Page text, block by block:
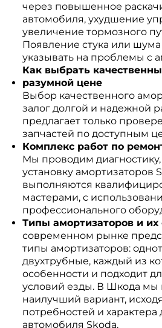
через повышенное
автомобиля, ухудшение
увеличение тормозного
Появление стука или
указывать на проблемы с
Как выбрать
разумной цене
Выбор качественного
залог долгой и надежной
предлагает только
запчастей по доступным
Комплекс работ по
Мы проводим
установку амортизаторов
выполняются
мастерами, с
профессионального
Типы амортизаторов и их
современном рынке
типы амортизаторов:
двухтрубные, каждый из
особенности и подходит
условий езды. В Шкода
наилучший вариант,
потребностей и
автомобиля Skoda.